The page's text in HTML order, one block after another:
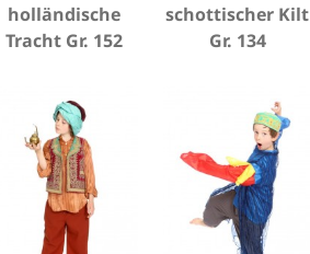
holländische
Tracht Gr. 152
schottischer Kilt
Gr. 134